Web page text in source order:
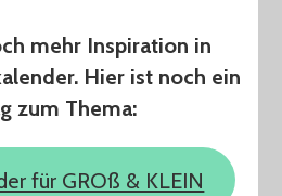
mehr Inspiration in
Hier ist noch ein
zum Thema:
für GROß & KLEIN